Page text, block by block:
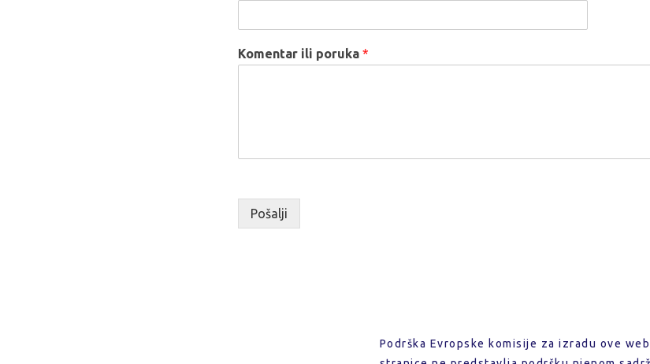
Komentar ili poruka *
Pošalji
Podrška Evropske komisije za izradu ove web